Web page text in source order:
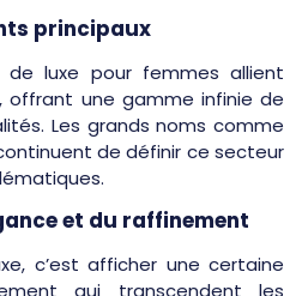
principaux
de luxe pour femmes allient
une gamme infinie de
Les grands noms comme
de définir ce secteur
et du raffinement
c’est afficher une certaine
qui transcendent les